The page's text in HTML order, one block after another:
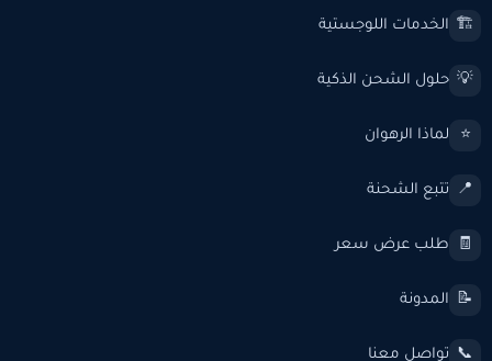
🏗️ الخدمات اللوجستية
💡 حلول الشحن الذكية
⭐ لماذا الرهوان
📍 تتبع الشحنة
🧾 طلب عرض سعر
📝 المدونة
📞 تواصل معنا